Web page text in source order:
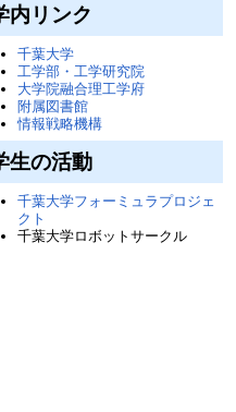
内リンク
千葉大学
工学部・工学研究院
大学院融合理工学府
附属図書館
情報戦略機構
生の活動
千葉大学フォーミュラプロジェ
クト
千葉大学ロボットサークル